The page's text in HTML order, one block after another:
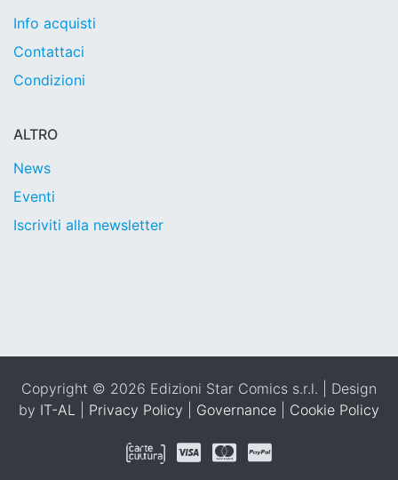
Info acquisti
Contattaci
Condizioni
ALTRO
News
Eventi
Iscriviti alla newsletter
Copyright © 2026 Edizioni Star Comics s.r.l. | Design
by IT-AL Privacy Policy Governance Cookie Policy